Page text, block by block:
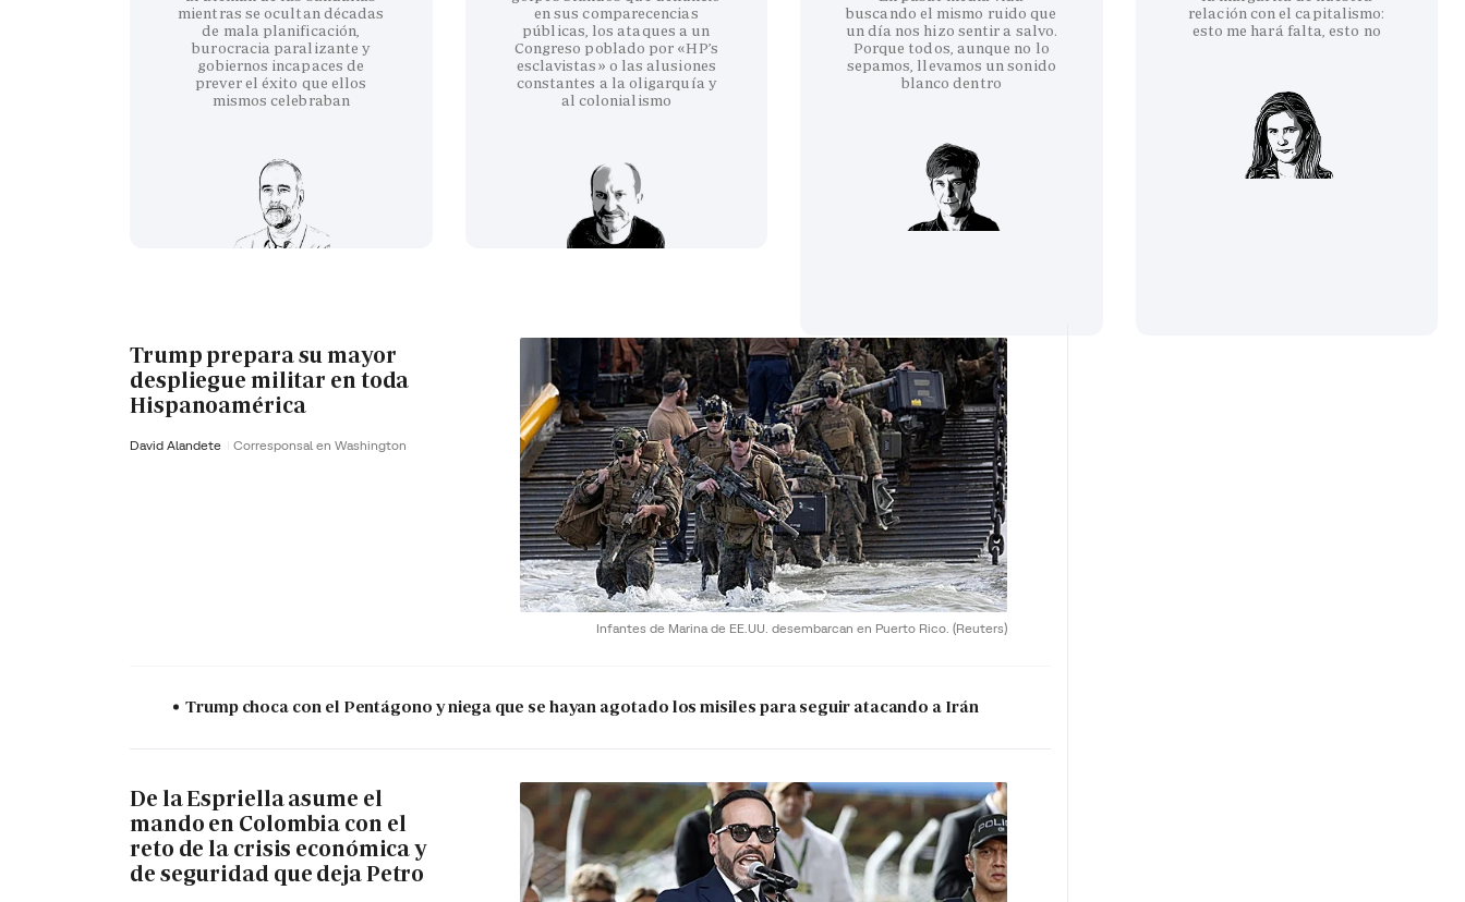
mientras se ocultan décadas
de mala planificación,
burocracia paralizante y
gobiernos incapaces de
prever el éxito que ellos
mismos celebraban
en sus comparecencias
públicas, los ataques a un
Congreso poblado por «HP’s
esclavistas» o las alusiones
constantes a la oligarquía y
al colonialismo
buscando el mismo ruido que
un día nos hizo sentir a salvo.
Porque todos, aunque no lo
sepamos, llevamos un sonido
blanco dentro
relación con el capitalismo:
esto me hará falta, esto no
Infantes de Marina de EE.UU. desembarcan en Puerto Rico. (Reuters)
Trump prepara su mayor
despliegue militar en toda
Hispanoamérica
David Alandete Corresponsal en Washington
Trump choca con el Pentágono y niega que se hayan agotado los misiles para seguir atacando a Irán
De la Espriella asume el
mando en Colombia con el
reto de la crisis económica y
de seguridad que deja Petro